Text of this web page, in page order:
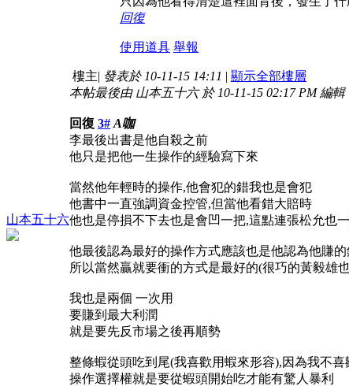
回復
使用道具 舉報
山本五十六
樓主| 發表於 10-11-15 14:11 | 顯示全部樓層
本帖最後由 山本五十六 於 10-11-15 02:17 PM 編輯
回復 3# A咖
李最後出書是他自殺之前
他只是把他一生操作的經驗寫下來
當然他年輕時的操作,他會犯的錯我也是會犯
他書中一直強調資金控管,但當他看錯大賠時
他也是停損不下去也是會凹一把,這點連張松允也
他最後認為最好的操作方式應該也是他認為他賺
所以當然贏就要衝的方式是最好的(很巧的黃毅雄
我也是兩個 一次用
要賺到最大利潤
就是要先反市場之後再順勢
整條蝦從頭吃到尾(我喜歡用蝦來形容),因為我不
操作選擇權就是要從蝦頭開始吃才能有驚人暴利